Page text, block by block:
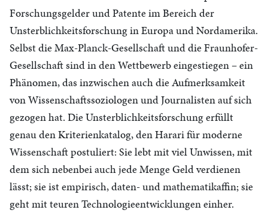
Forschungsgelder und Patente im Bereich der
Unsterblichkeitsforschung in Europa und Nordamerika.
Selbst die Max-Planck-Gesellschaft und die Fraunhofer-
Gesellschaft sind in den Wettbewerb eingestiegen – ein
Phänomen, das inzwischen auch die Aufmerksamkeit
von Wissenschaftssoziologen und Journalisten auf sich
gezogen hat. Die Unsterblichkeitsforschung erfüllt
genau den Kriterienkatalog, den Harari für moderne
Wissenschaft postuliert: Sie lebt mit viel Unwissen, mit
dem sich nebenbei auch jede Menge Geld verdienen
lässt; sie ist empirisch, daten- und mathematikaffin; sie
geht mit teuren Technologieentwicklungen einher.